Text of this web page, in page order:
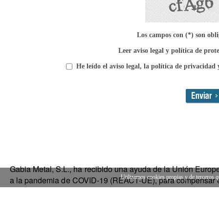
Los campos con (*) son
Leer aviso legal y política de
He leído el aviso legal, la política de privacidad
Gabia Metal, S.L., ha recibido una ayuda de la Unión
a la pandemia de COVID-19 (REACT-UE), para
Utilizamos cookies propias y de terceros